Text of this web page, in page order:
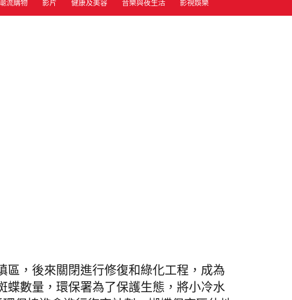
流購物 影片 健康及美容 音樂與夜生活 影視娛樂
區，後來關閉進行修復和綠化工程，成為
蝶數量，環保署為了保護生態，將小冷水